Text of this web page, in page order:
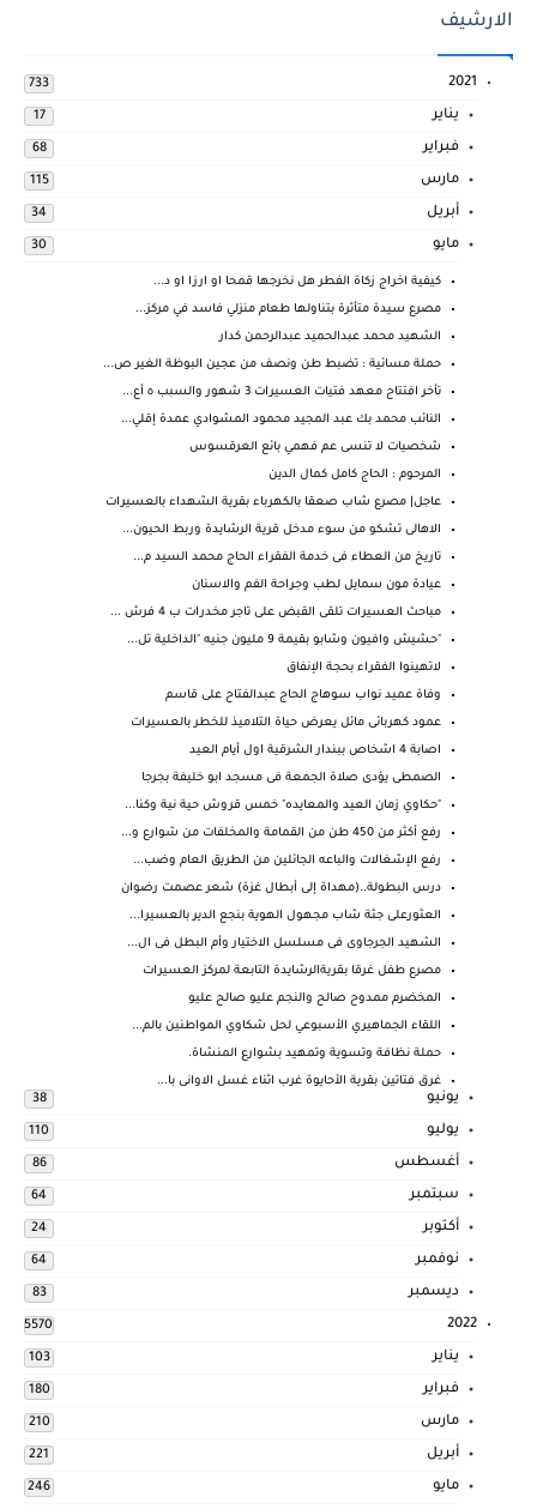
الارشيف
2021
733
يناير 17
فبراير 68
مارس 115
أبريل 34
مايو 30
كيفية اخراج زكاة الفطر هل نخرجها قمحا او ارزا او د...
مصرع سيدة متأثرة بتناولها طعام منزلي فاسد في مركز...
الشهيد محمد عبدالحميد عبدالرحمن كدار
حملة مسائية : تضبط طن ونصف من عجين البوظة الغير ص...
تأخر افتتاح معهد فتيات العسيرات 3 شهور والسبب ٥ أع...
النائب محمد بك عبد المجيد محمود المشوادي عمدة إقلي...
شخصيات لا تنسى عم فهمي بائع العرقسوس
المرحوم : الحاج كامل كمال الدين
عاجل| مصرع شاب صعقا بالكهرباء بقرية الشهداء بالعسيرات
الاهالى تشكو من سوء مدخل قرية الرشايدة وربط الحيون...
تاريخ من العطاء فى خدمة الفقراء الحاج محمد السيد م...
عيادة مون سمايل لطب وجراحة الفم والاسنان
مباحث العسيرات تلقى القبض على تاجر مخدرات ب 4 فرش ...
"حشيش وافيون وشابو بقيمة 9 مليون جنيه "الداخلية تل...
لاتهينوا الفقراء بحجة الإنفاق
وفاة عميد نواب سوهاج الحاج عبدالفتاح على قاسم
عمود كهربائى مائل يعرض حياة التلاميذ للخطر بالعسيرات
اصابة 4 اشخاص ببندار الشرقية اول أيام العيد
الصمطى يؤدى صلاة الجمعة فى مسجد ابو خليفة بجرجا
"حكاوي زمان العيد والمعايده" خمس قروش حية نية وكنا...
رفع أكثر من 450 طن من القمامة والمخلفات من شوارع و...
رفع الإشغالات والباعه الجائلين من الطريق العام وضب...
درس البطولة..(مهداة إلى أبطال غزة) شعر عصمت رضوان
العثورعلى جثة شاب مجهول الهوية بنجع الدير بالعسيرا...
الشهيد الجرجاوى فى مسلسل الاختيار وأم البطل فى ال...
مصرع طفل غرقا بقريةالرشايدة التابعة لمركز العسيرات
المخضرم ممدوح صالح والنجم عليو صالح عليو
اللقاء الجماهيري الأسبوعي لحل شكاوي المواطنين بالم...
حملة نظافة وتسوية وتمهيد بشوارع المنشاة.
غرق فتاتين بقرية الأحايوة غرب اثناء غسل الاوانى با...
يونيو 38
يوليو 110
أغسطس 86
سبتمبر 64
أكتوبر 24
نوفمبر 64
ديسمبر 83
2022
5570
يناير 103
فبراير 180
مارس 210
أبريل 221
مايو 246